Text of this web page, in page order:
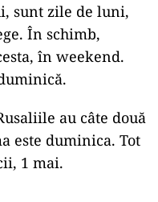
sunt zile de luni,
În schimb,
în weekend.
au câte două
este duminica. Tot
1 mai.